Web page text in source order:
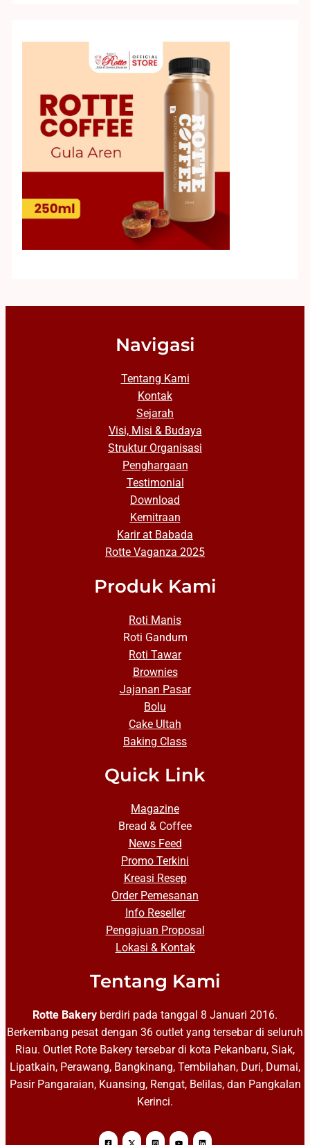
Navigasi
Tentang Kami
Kontak
Sejarah
Visi, Misi & Budaya
Struktur Organisasi
Penghargaan
Testimonial
Download
Kemitraan
Karir at Babada
Rotte Vaganza 2025
Produk Kami
Roti Manis
Roti Gandum
Roti Tawar
Brownies
Jajanan Pasar
Bolu
Cake Ultah
Baking Class
Quick Link
Magazine
Bread & Coffee
News Feed
Promo Terkini
Kreasi Resep
Order Pemesanan
Info Reseller
Pengajuan Proposal
Lokasi & Kontak
Tentang Kami
Rotte Bakery berdiri pada tanggal 8 Januari 2016.
Berkembang pesat dengan 36 outlet yang tersebar di seluruh
Riau. Outlet Rote Bakery tersebar di kota Pekanbaru, Siak,
Lipatkain, Perawang, Bangkinang, Tembilahan, Duri, Dumai,
Pasir Pangaraian, Kuansing, Rengat, Belilas, dan Pangkalan
Kerinci.